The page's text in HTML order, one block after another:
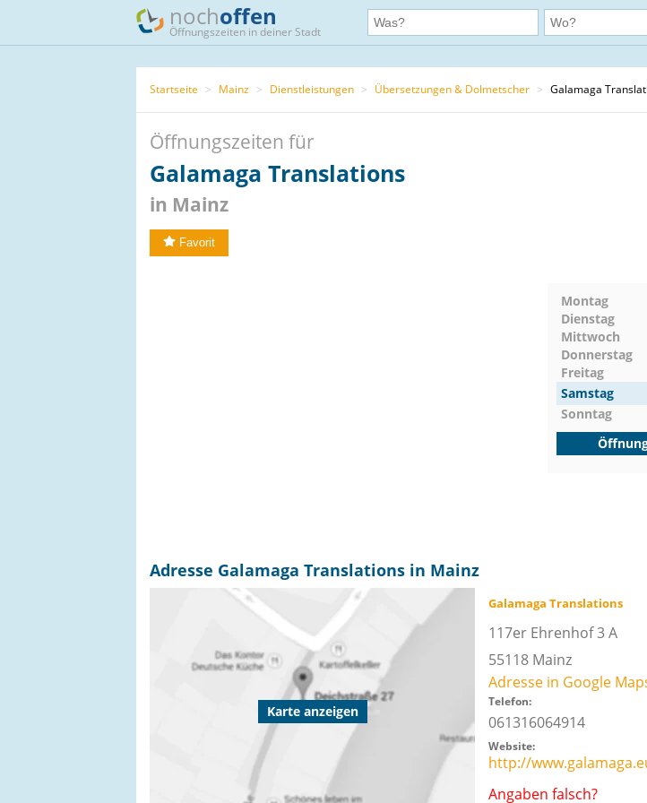
nochoffen
Öffnungszeiten in deiner Stadt
Startseite > Mainz > Dienstleistungen > Übersetzungen & Dolmetscher > Galamaga
Öffnungszeiten für
Galamaga Translations
in Mainz
Favorit
Montag
Dienstag
Mittwoch
Donnerstag
Freitag
Samstag
Sonntag
Adresse Galamaga Translations in Mainz
Karte anzeigen
Galamaga Translations
117er Ehrenhof 3 A
55118 Mainz
Adresse in Google
Telefon:
061316064914
Website:
http://
Angaben falsch?